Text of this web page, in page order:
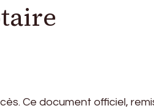
Ce document officiel,